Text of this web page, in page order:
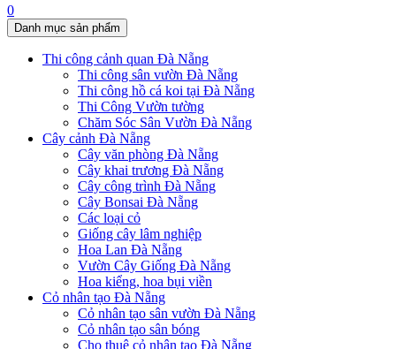
0
Danh mục sản phẩm
Thi công cảnh quan Đà Nẵng
Thi công sân vườn Đà Nẵng
Thi công hồ cá koi tại Đà Nẵng
Thi Công Vườn tường
Chăm Sóc Sân Vườn Đà Nẵng
Cây cảnh Đà Nẵng
Cây văn phòng Đà Nẵng
Cây khai trương Đà Nẵng
Cây công trình Đà Nẵng
Cây Bonsai Đà Nẵng
Các loại cỏ
Giống cây lâm nghiệp
Hoa Lan Đà Nẵng
Vườn Cây Giống Đà Nẵng
Hoa kiểng, hoa bụi viền
Cỏ nhân tạo Đà Nẵng
Cỏ nhân tạo sân vườn Đà Nẵng
Cỏ nhân tạo sân bóng
Cho thuê cỏ nhân tạo Đà Nẵng